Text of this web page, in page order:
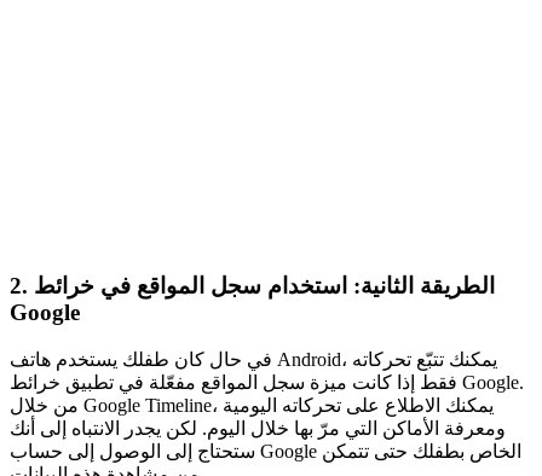
2.
Google
في حال كان طفلك يستخدم هاتف Android، يمكنك تتبّع تحركاته
فقط إذا كانت ميزة سجل المواقع مفعّلة في تطبيق خرائط Google.
من خلال Google Timeline، يمكنك الاطلاع على تحركاته اليومية
ومعرفة الأماكن التي مرّ بها خلال اليوم. لكن يجدر الانتباه إلى أنك
ستحتاج إلى الوصول إلى حساب Google الخاص بطفلك حتى تتمكن